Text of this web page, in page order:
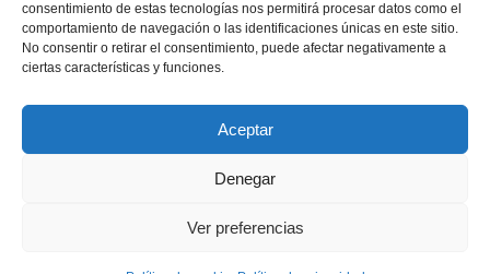
consentimiento de estas tecnologías nos permitirá procesar datos como el
comportamiento de navegación o las identificaciones únicas en este sitio.
No consentir o retirar el consentimiento, puede afectar negativamente a
ciertas características y funciones.
Aceptar
Denegar
Ver preferencias
del Autismo
Curso online gratuito para adaptar el ocio a las personas con
autismo
auTICs. Tema deColorlibFunciona con